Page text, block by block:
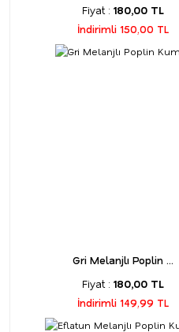
Fiyat : 180,00 TL
İndirimli 150,00 TL
Gri Melanjlı Poplin ...
Fiyat : 180,00 TL
İndirimli 149,99 TL